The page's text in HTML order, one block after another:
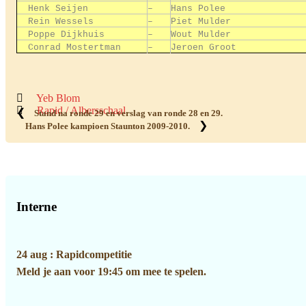
Henk Seijen
– Hans Polee
Rein Wessels
– Piet Mulder
Poppe Dijkhuis
– Wout Mulder
Conrad Mostertman
– Jeroen Groot
Yeb Blom
Rapid / Albersschaal
❮
Stand na ronde 29 en verslag van ronde 28 en 29.
Hans Polee kampioen Staunton 2009-2010.
❯
Sidebar
Interne
24 aug : Rapidcompetitie
Meld je aan voor 19:45 om mee te spelen.